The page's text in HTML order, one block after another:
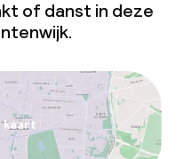
of danst in deze
kaart